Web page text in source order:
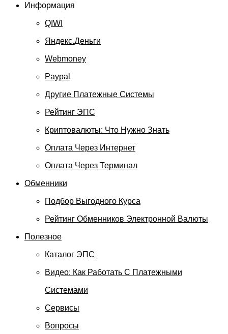
Информация
QIWI
Яндекс.Деньги
Webmoney
Paypal
Другие Платежные Системы
Рейтинг ЭПС
Криптовалюты: Что Нужно Знать
Оплата Через Интернет
Оплата Через Терминал
Обменники
Подбор Выгодного Курса
Рейтинг Обменников Электронной Валюты
Полезное
Каталог ЭПС
Видео: Как Работать С Платежными
Системами
Сервисы
Вопросы